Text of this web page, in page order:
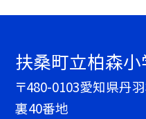
扶桑町立柏森
〒480-0103愛知県丹
裏40番地